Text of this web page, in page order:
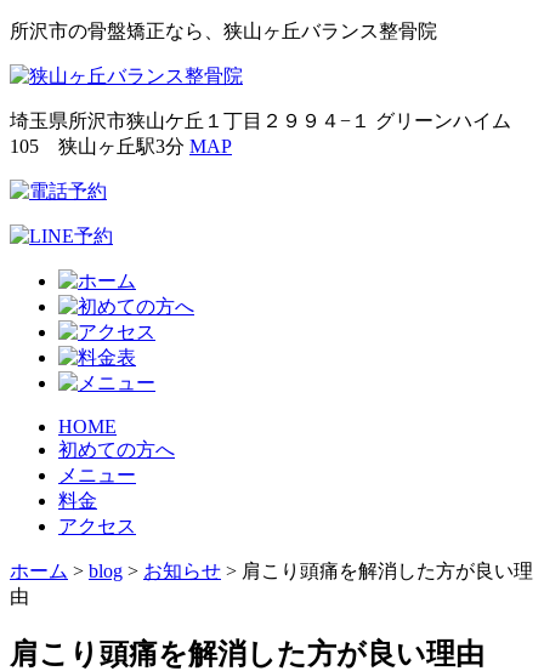
所沢市の骨盤矯正なら、狭山ヶ丘バランス整骨院
埼玉県所沢市狭山ケ丘１丁目２９９４−１ グリーンハイム
105 狭山ヶ丘駅3分 MAP
HOME
初めての方へ
メニュー
料金
アクセス
ホーム > blog > お知らせ > 肩こり頭痛を解消した方が良い理
由
肩こり頭痛を解消した方が良い理由